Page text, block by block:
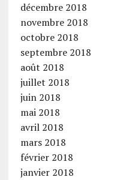
décembre 2018
novembre 2018
octobre 2018
septembre 2018
août 2018
juillet 2018
juin 2018
mai 2018
avril 2018
mars 2018
février 2018
janvier 2018